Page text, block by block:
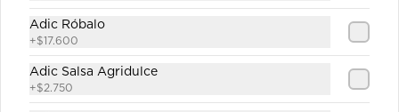
Julianas de carne de res salteadas en
salsa teriyaki servidas en una base
Adic Róbalo
+$17.600
Adic Salsa Agridulce
+$2.750